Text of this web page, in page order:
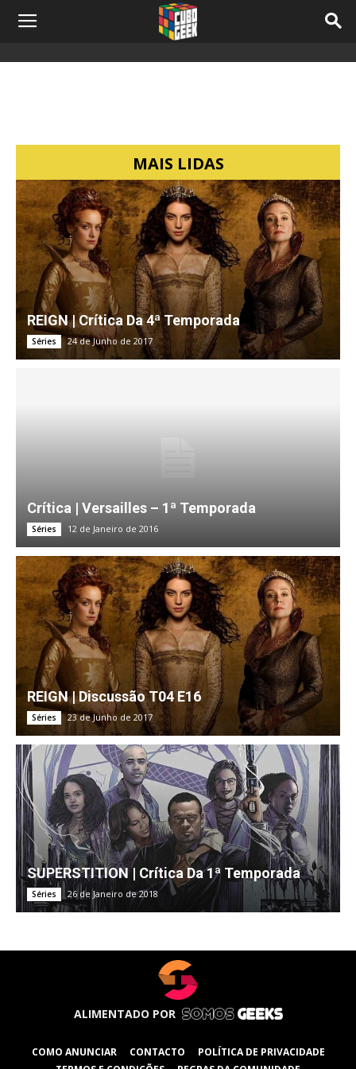
MAIS LIDAS
REIGN | Crítica Da 4ª Temporada
Séries 24 de Junho de 2017
Crítica | Versailles – 1ª Temporada
Séries 12 de Janeiro de 2016
REIGN | Discussão T04 E16
Séries 23 de Junho de 2017
SUPERSTITION | Crítica Da 1ª Temporada
Séries 26 de Janeiro de 2018
ALIMENTADO POR
COMO ANUNCIAR CONTACTO
POLÍTICA DE PRIVACIDADE